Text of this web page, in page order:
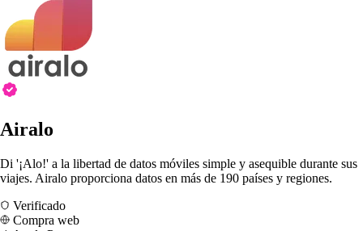
Airalo
Di '¡Alo!' a la libertad de datos móviles simple y asequible durante sus
viajes. Airalo proporciona datos en más de 190 países y regiones.
Verificado
Compra web